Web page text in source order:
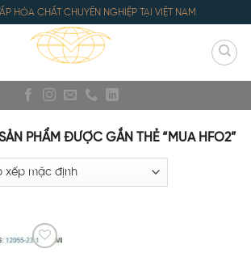
HÓA CHẤT CHUYÊN NGHIỆP TẠI VIỆT NAM
PHẨM ĐƯỢC GẮN THẺ “MUA HFO2”